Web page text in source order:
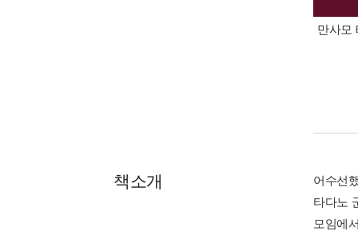
만사모
책소개
어수선
타다노
모임에